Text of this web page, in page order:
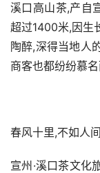
溪口高山茶,产自
超过1400米,因生
陶醉,深得当地人
商客也都纷纷慕名
春风十里,不如人
宣州·溪口茶文化